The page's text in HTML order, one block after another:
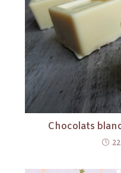
Chocolats